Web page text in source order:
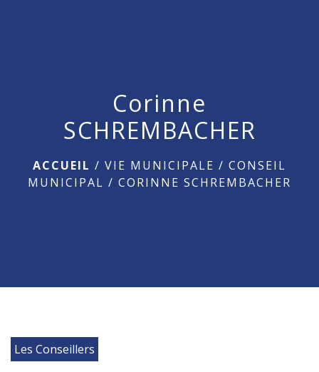
Corinne
SCHREMBACHER
ACCUEIL / VIE MUNICIPALE / CONSEIL
MUNICIPAL / CORINNE SCHREMBACHER
Les Conseillers